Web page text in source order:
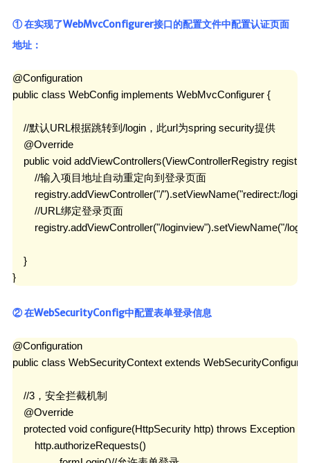
① 在实现了WebMvcConfigurer接口的配置文件中配置认证页面
地址：
@Configuration
public class WebConfig implements WebMvcConfigurer {
    //默认URL根据跳转到/login，此url为spring security提供
    @Override
public void addViewControllers(ViewControllerRegistry registry)
        //输入项目地址自动重定向到登录页面
registry.addViewController("/").setViewName("redirect:/
        //URL绑定登录页面
registry.addViewController("/loginview").setViewName("/
    }
}
② 在WebSecurityConfig中配置表单登录信息
@Configuration
public class WebSecurityContext extends
    //3，安全拦截机制
    @Override
    protected void configure(HttpSecurity http) throws Exception {
        http.authorizeRequests()
OAuth2.0
中间件
RabbitMQ
Canal
java开发
javaSE
JavaWeb
JUC
Dom4j
Shiro